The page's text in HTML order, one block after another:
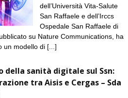
dell’Università Vita-Salute
San Raffaele e dell’Irccs
Ospedale San Raffaele di
su Nature Communications, ha
un modello di [...]
della sanità digitale sul Ssn:
tra Aisis e Cergas – Sda